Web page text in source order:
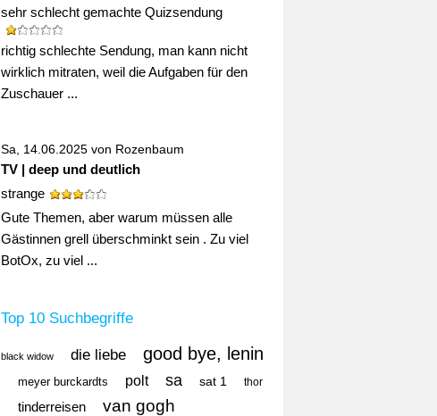
sehr schlecht gemachte Quizsendung
richtig schlechte Sendung, man kann nicht
wirklich mitraten, weil die Aufgaben für den
Zuschauer ...
Sa, 14.06.2025 von Rozenbaum
TV | deep und deutlich
strange
Gute Themen, aber warum müssen alle
Gästinnen grell überschminkt sein . Zu viel
BotOx, zu viel ...
Top 10 Suchbegriffe
black widow die liebe good bye, lenin
meyer burckardts polt sa sat 1 thor
tinderreisen van gogh